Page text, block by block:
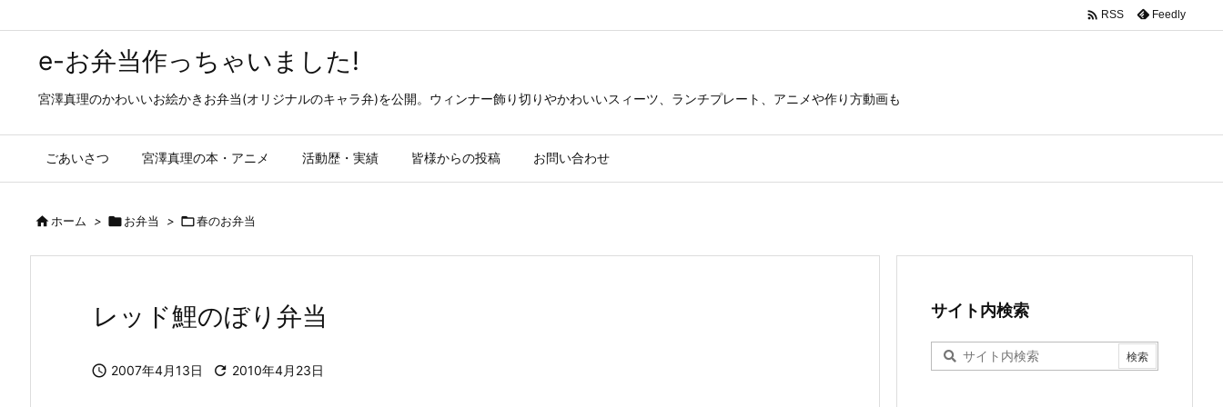
e-お弁当作っちゃいました!
宮澤真理のかわいいお絵かきお弁当(オリジナルのキャラ弁)を公開。ウィンナー飾り切りやかわいいスィーツ、ランチプレート、アニメや作り方動画も
ごあいさつ 宮澤真理の本・アニメ 活動歴・実績 皆様からの投稿 お問い合わせ
 RSS Feedly
ホーム > お弁当 > 春のお弁当
レッド鯉のぼり弁当
 2007年4月13日  2010年4月23日
サイト内検索